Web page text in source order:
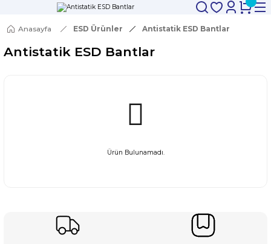
Anasayfa ESD Ürünler Antistatik ESD Bantlar
Antistatik ESD Bantlar
Ürün Bulunamadı.